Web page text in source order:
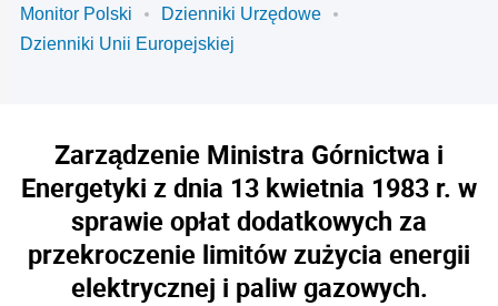
Monitor Polski
Dzienniki Urzędowe
Dzienniki Unii Europejskiej
Zarządzenie Ministra Górnictwa i
Energetyki z dnia 13 kwietnia 1983 r. w
sprawie opłat dodatkowych za
przekroczenie limitów zużycia energii
elektrycznej i paliw gazowych.